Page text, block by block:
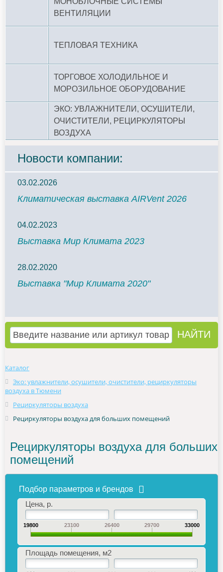
ВЕНТИЛЯЦИИ
ТЕПЛОВАЯ ТЕХНИКА
ТОРГОВОЕ ХОЛОДИЛЬНОЕ И
МОРОЗИЛЬНОЕ ОБОРУДОВАНИЕ
ЭКО: УВЛАЖНИТЕЛИ, ОСУШИТЕЛИ,
ОЧИСТИТЕЛИ, РЕЦИРКУЛЯТОРЫ
ВОЗДУХА
Новости компании:
03.02.2026
Климатическая выставка AIRVent 2026
04.02.2023
Выставка Мир Климата 2023
28.02.2020
Выставка "Мир Климата 2020"
Каталог
Эко: увлажнители, осушители, очистители, рециркуляторы
воздуха в Тюмени
Рециркуляторы воздуха
Рециркуляторы воздуха для больших помещений
Рециркуляторы воздуха для больших
помещений
Подбор параметров и брендов
Цена, р.
19800 23100 26400 29700 33000
Площадь помещения, м2